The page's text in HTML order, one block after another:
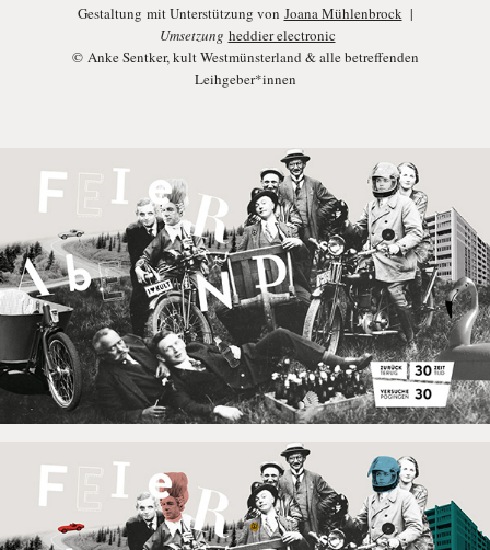
Gestaltung mit Unterstützung von Joana Mühlenbrock|
Umsetzung heddier electronic
© Anke Sentker, kult Westmünsterland & alle betreffenden
Leihgeber*innen